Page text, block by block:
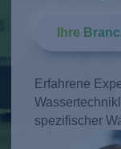
Ihre
Erfahrene
spezifischer